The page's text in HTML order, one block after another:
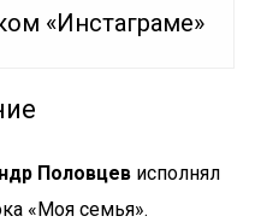
«Инстаграме»
Половцев исполнял
«Моя семья».